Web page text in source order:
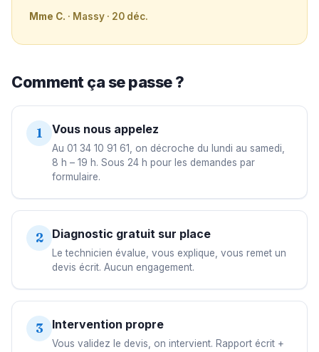
Mme C. · Massy · 20 déc.
Comment ça se passe ?
1 Vous nous appelez
Au 01 34 10 91 61, on décroche du lundi au samedi,
8 h – 19 h. Sous 24 h pour les demandes par
formulaire.
2 Diagnostic gratuit sur place
Le technicien évalue, vous explique, vous remet un
devis écrit. Aucun engagement.
3 Intervention propre
Vous validez le devis, on intervient. Rapport écrit +